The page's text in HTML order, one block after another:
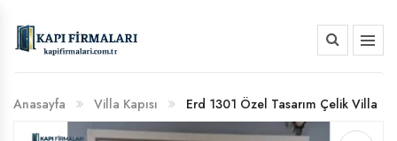
BANKA HESAP NUMARALARIMIZ
Anasayfa Villa Kapısı